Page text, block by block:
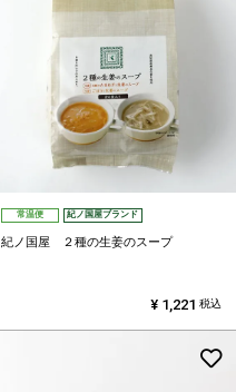
常温便 紀ノ国屋ブランド
紀ノ国屋 ２種の生姜のスープ
¥ 1,221 税込